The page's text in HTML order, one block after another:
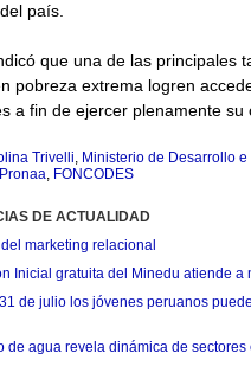
país.
que una de las principales
pobreza extrema logren
a fin de ejercer plenamente su
Trivelli, Ministerio de Desarrollo e
Pronaa, FONCODES
DE ACTUALIDAD
marketing relacional
Inicial gratuita del Minedu atiende
de julio los jóvenes peruanos
de agua revela dinámica de sectores